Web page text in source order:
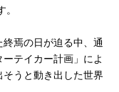
。
焉の日が迫る中、通
テイカー計画」によ
うと動き出した世界